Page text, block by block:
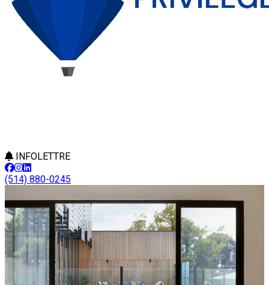
INFOLETTRE
(514) 880-0245